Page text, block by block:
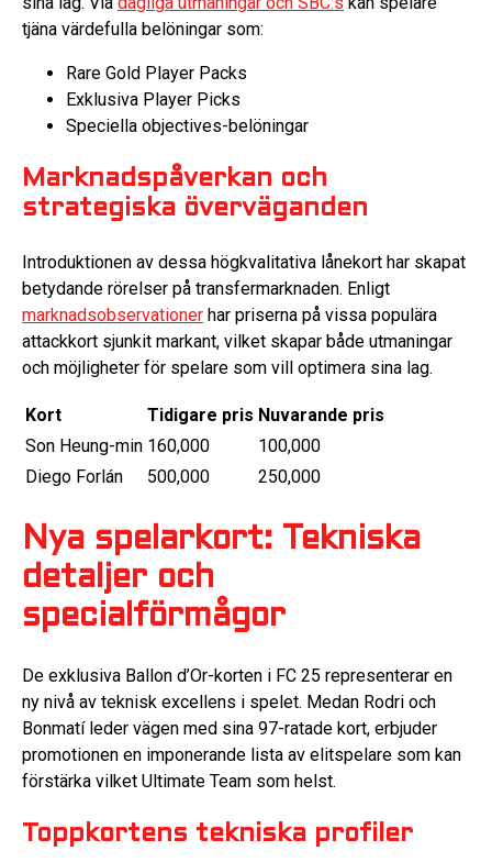
tjäna värdefulla belöningar som:
Rare Gold Player Packs
Exklusiva Player Picks
Speciella objectives-belöningar
Marknadspåverkan och
strategiska överväganden
Introduktionen av dessa högkvalitativa lånekort har skapat
betydande rörelser på transfermarknaden. Enligt
marknadsobservationer har priserna på vissa populära
attackkort sjunkit markant, vilket skapar både utmaningar
och möjligheter för spelare som vill optimera sina lag.
Kort Tidigare pris Nuvarande pris
Son Heung-min 160,000
100,000
Diego Forlán
500,000 250,000
Nya spelarkort: Tekniska
detaljer och
specialförmågor
De exklusiva Ballon d’Or-korten i FC 25 representerar en
ny nivå av teknisk excellens i spelet. Medan Rodri och
Bonmatí leder vägen med sina 97-ratade kort, erbjuder
promotionen en imponerande lista av elitspelare som kan
förstärka vilket Ultimate Team som helst.
Toppkortens tekniska profiler